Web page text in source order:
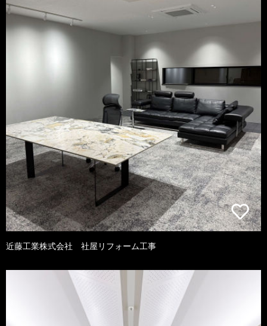
近藤工業株式会社 社屋リフォーム工事